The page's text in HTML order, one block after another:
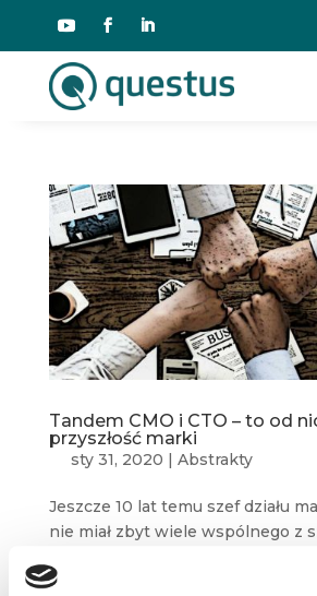
Tandem CMO i CTO – to od
przyszłość marki
sty 31, 2020 | Abstrakty
Jeszcze 10 lat temu szef działu
nie miał zbyt wiele wspólnego z
rzutuje na „być albo nie być” marki.